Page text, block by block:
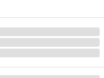
すが、少しでも汚れまた傷
い評価見てもらったら分か